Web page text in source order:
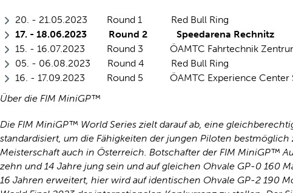
20. - 21.05.2023 Round 1 Red Bull Ring
17. - 18.06.2023 Round 2 Speedarena Rechnitz
15. - 16.07.2023 Round 3 ÖAMTC Fahrtechnik Zentrum
05. - 06.08.2023 Round 4 Red Bull Ring
16. - 17.09.2023 Round 5 ÖAMTC Experience Center
Über die FIM MiniGP™
Die FIM MiniGP™ World Series zielt darauf ab, eine
standardisiert, um die Fähigkeiten der jungen Piloten
Meisterschaft auch in Österreich. Botschafter der FIM MiniGP™
zehn und 14 Jahre jung sein und auf gleichen Ohvale GP-0 160
16 Jahren erweitert, hier wird auf identischen Ohvale GP-2 190